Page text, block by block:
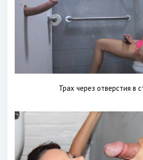
Трах через отверстия в